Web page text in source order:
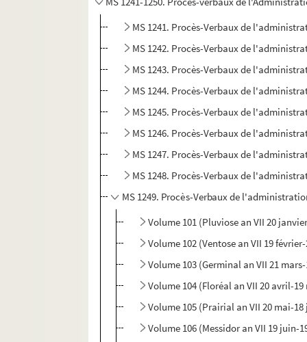
MS 1241. Procès-Verbaux de
MS 1242. Procès-Verbaux de
MS 1243. Procès-Verbaux de
MS 1244. Procès-Verbaux de
MS 1245. Procès-Verbaux de
MS 1246. Procès-Verbaux de
MS 1247. Procès-Verbaux de
MS 1248. Procès-Verbaux de
MS 1249. Procès-Verbaux de
Volume 101 (Pluviose an VII 20
Volume 102 (Ventose an VII 19
Volume 103 (Germinal an VII 21
Volume 104 (Floréal an VII 20 avril-19
Volume 105 (Prairial an VII 20 mai-18
Volume 106 (Messidor an VII 19 juin-